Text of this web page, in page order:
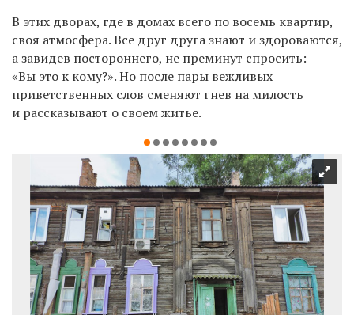
В этих дворах, где в домах всего по восемь квартир,
своя атмосфера. Все друг друга знают и здороваются,
а завидев постороннего, не преминут спросить:
«Вы это к кому?». Но после пары вежливых
приветственных слов сменяют гнев на милость
и рассказывают о своем житье.